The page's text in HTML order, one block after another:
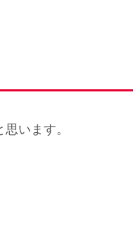
います。